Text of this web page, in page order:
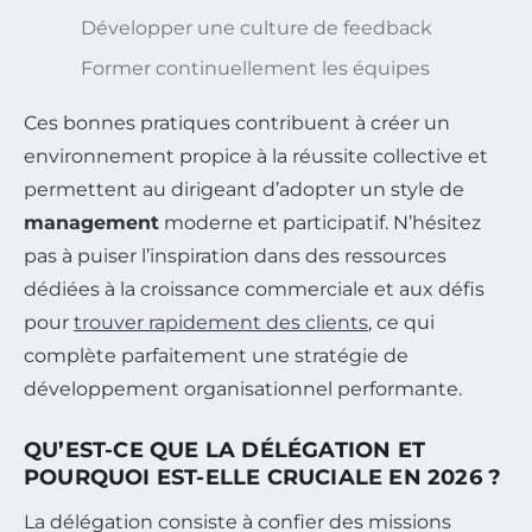
Développer une culture de feedback
Former continuellement les équipes
Ces bonnes pratiques contribuent à créer un
environnement propice à la réussite collective et
permettent au dirigeant d’adopter un style de
management moderne et participatif. N’hésitez
pas à puiser l’inspiration dans des ressources
dédiées à la croissance commerciale et aux défis
pour trouver rapidement des clients, ce qui
complète parfaitement une stratégie de
développement organisationnel performante.
QU’EST-CE QUE LA DÉLÉGATION ET
POURQUOI EST-ELLE CRUCIALE EN 2026 ?
La délégation consiste à confier des missions